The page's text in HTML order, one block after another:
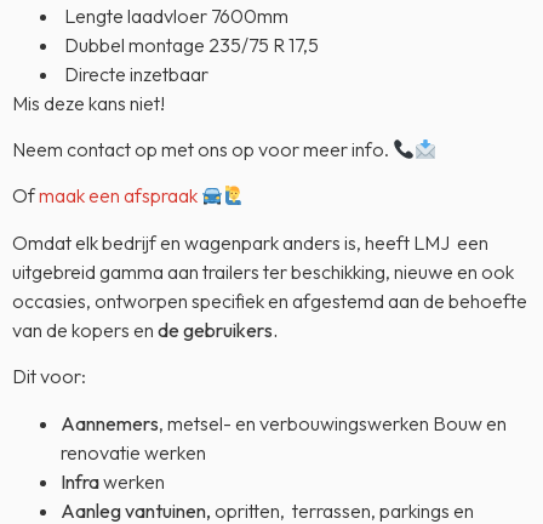
Lengte laadvloer 7600mm
Dubbel montage 235/75 R 17,5
Directe inzetbaar
Mis deze kans niet!
Neem contact op met ons op voor meer info.
Ofmaak een afspraak
Omdat elk bedrijf en wagenpark anders is, heeft LMJ een
uitgebreid gamma aan trailers ter beschikking, nieuwe en ook
occasies, ontworpen specifiek en afgestemd aan de behoefte
van de kopers en de gebruikers.
Dit voor:
Aannemers, metsel- en verbouwingswerken Bouw en
renovatie werken
Infrawerken
Aanleg vantuinen, opritten, terrassen, parkings en